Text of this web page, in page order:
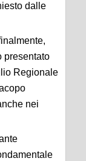
dalle
presentato
Regionale
nei